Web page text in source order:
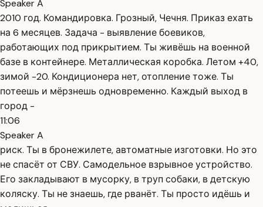
Speaker A
2010 год. Командировка. Грозный, Чечня. Приказ ехать
на 6 месяцев. Задача - выявление боевиков,
работающих под прикрытием. Ты живёшь на военной
базе в контейнере. Металлическая коробка. Летом +40,
зимой -20. Кондиционера нет, отопление тоже. Ты
потеешь и мёрзнешь одновременно. Каждый выход в
город -
11:06
Speaker A
риск. Ты в бронежилете, автоматные изготовки. Но это
не спасёт от СВУ. Самодельное взрывное устройство.
Его закладывают в мусорку, в труп собаки, в детскую
коляску. Ты не знаешь, где рванёт. Ты просто идёшь и